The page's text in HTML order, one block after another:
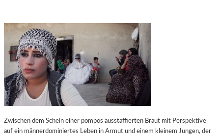
Zwischen dem Schein einer pompös ausstaffierten Braut mit Perspektive
auf ein männerdominiertes Leben in Armut und einem kleinem Jungen, der